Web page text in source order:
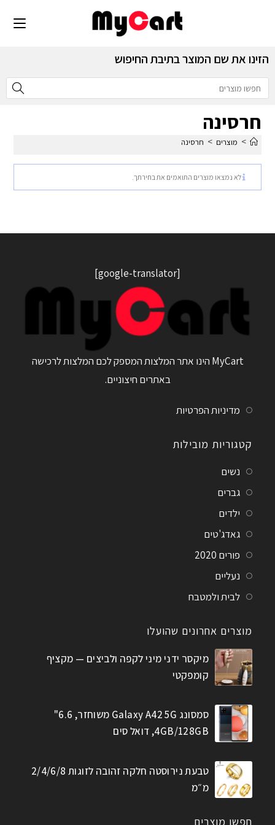
הזינו את שם המוצר בתיבת החיפוש
חרסינה
> מוצרים > חרסינה
לא נמצאו מוצרים התואמים את בחירתך.
[google-translator]
MyCart הינו אתר המלצות המספק לכם המלצות לרכישה
באתרים חיצוניים.
מדיניות הפרטיות
קטגוריות מובילות
נשים
גברים
ילדים
גאדג'טים
פורים 2020
נעליים
לבית ולמטבח
מוצרים אחרונים שהועלו
מיקסר ידני מיני לקפה ולביצים — מקציף
קומפקטי
סמסונג Galaxy A42 5G משוחזר, 6.6"
4GB/128GB, דואל סים
טבעת נירוסטה חלקה זהובה לזוגות 2/4/6/8
מ״מ
חפשו מוצרים